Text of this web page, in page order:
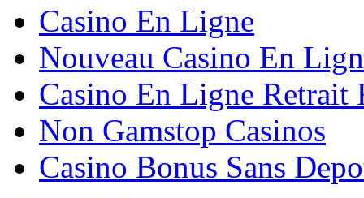
Casino En Ligne
Nouveau Casino En
Casino En Ligne Retrait
Non Gamstop Casinos
Casino Bonus Sans